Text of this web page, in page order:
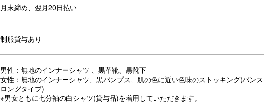
月末締め、翌月20日払い
制服貸与あり
男性：無地のインナーシャツ 、黒革靴、黒靴下
女性：無地のインナーシャツ、黒パンプス、肌の色に近い色味のストッキング(パン
ロングタイプ)
※男女ともに七分袖の白シャツ(貸与品)を着用していただきます。